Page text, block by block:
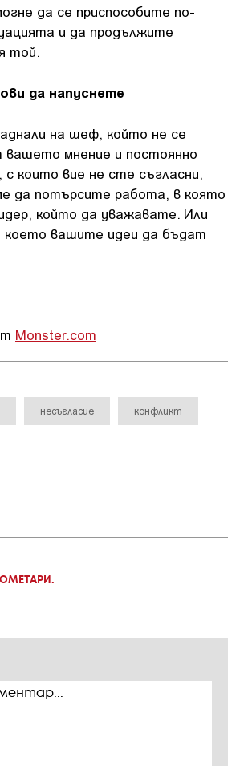
да се приспособите по-
и да продължите
той.
да напуснете
на шеф, който не се
вашето мнение и постоянно
с които вие не сте съгласни,
да потърсите работа, в която
който да уважавате. Или
което вашите идеи да бъдат
Monster.com
несъгласие конфликт